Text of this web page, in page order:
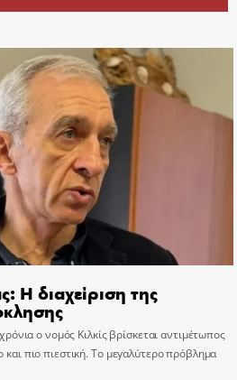
διαχείριση της
ο νομός Κιλκίς βρίσκεται αντιμέτωπος
και πιο πιεστική. Το μεγαλύτερο πρόβλημα